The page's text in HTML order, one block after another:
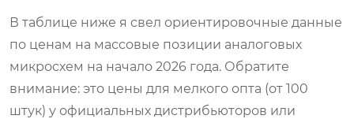
В таблице ниже я свел ориентировочные данные
по ценам на массовые позиции аналоговых
микросхем на начало 2026 года. Обратите
внимание: это цены для мелкого опта (от 100
штук) у официальных дистрибьюторов или